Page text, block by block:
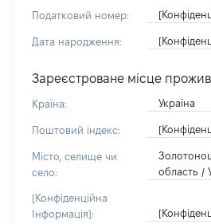
Податковий номер:
Дата народження:
Зареєстроване місце
Країна: Україна
Поштовий індекс:
Місто, селище чи
село:
область /
[Конфіденційна
Інформація]: